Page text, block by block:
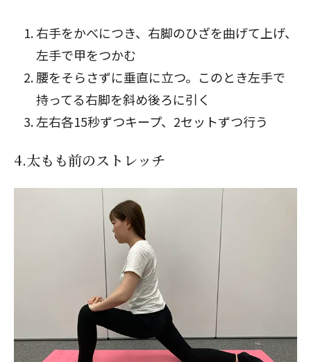
右手をかべにつき、右脚のひざを曲げて上げ、
左手で甲をつかむ
腰をそらさずに垂直に立つ。このとき左手で
持ってる右脚を斜め後ろに引く
左右各15秒ずつキープ、2セットずつ行う
4.太もも前のストレッチ